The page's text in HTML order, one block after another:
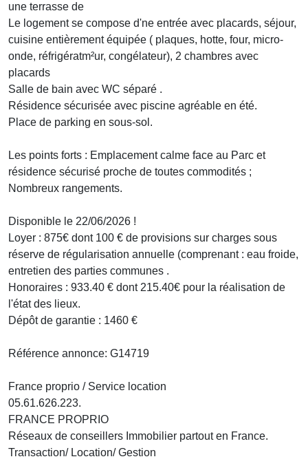
une terrasse de
Le logement se compose d'ne entrée avec placards, séjour,
cuisine entièrement équipée ( plaques, hotte, four, micro-
onde, réfrigératm²ur, congélateur), 2 chambres avec
placards
Salle de bain avec WC séparé .
Résidence sécurisée avec piscine agréable en été.
Place de parking en sous-sol.
Les points forts : Emplacement calme face au Parc et
résidence sécurisé proche de toutes commodités ;
Nombreux rangements.
Disponible le 22/06/2026 !
Loyer : 875€ dont 100 € de provisions sur charges sous
réserve de régularisation annuelle (comprenant : eau froide,
entretien des parties communes .
Honoraires : 933.40 € dont 215.40€ pour la réalisation de
l'état des lieux.
Dépôt de garantie : 1460 €
Référence annonce: G14719
France proprio / Service location
05.61.626.223.
FRANCE PROPRIO
Réseaux de conseillers Immobilier partout en France.
Transaction/ Location/ Gestion